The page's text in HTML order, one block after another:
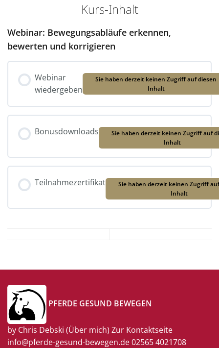
Kurs-Inhalt
Webinar: Bewegungsabläufe erkennen,
bewerten und korrigieren
Webinar
wiedergeben
Sie haben derzeit keinen Zugriff auf diesen
Inhalt
Bonusdownloads
Sie haben derzeit keinen Zugriff auf
Inhalt
Teilnahmezertifikat
Sie haben derzeit keinen Zugriff
Inhalt
PFERDE GESUND BEWEGEN
by Chris Debski (Über mich) Zur Kontaktseite
info@pferde-gesund-bewegen.de02565 4021708